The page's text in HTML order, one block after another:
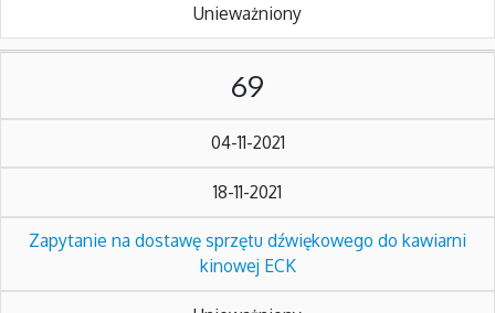
Unieważniony
69
04-11-2021
18-11-2021
Zapytanie na dostawę sprzętu dźwiękowego do kawiarni
kinowej ECK